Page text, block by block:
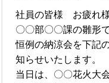
社員の皆様 お疲れ様
〇〇部〇〇課の雛形で
恒例の納涼会を下記
知らせいたします。
当日は、〇〇花火大